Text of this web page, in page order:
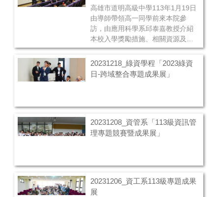
高雄市道明高級中學113年1月19日
由導師帶領高一同學前來本院參
訪，由應用科學系邱泰嘉教授介紹
本校入學獎勵措施、相關資源及入
學管道後，接著由應數系、資工
系、資管系、綠資學程等四個系所
師長向同學介紹該科系的特色及未
來趨勢，會後將同學們分別帶至應
色，進而了解未來就讀相關科系時
的方向及所需具備的知能與技能。
20231218_綠資學程「2023綠資
日-跨域整合專題成果展」
20231208_資管系「113級資訊管
理專題競賽暨成果展」
20231206_資工系113級專題成果
展